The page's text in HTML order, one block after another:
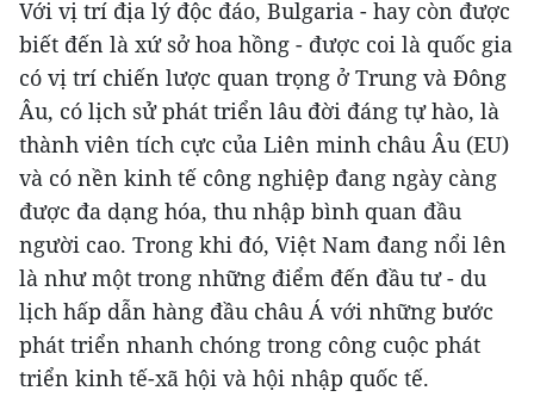
Với vị trí địa lý độc đáo, Bulgaria - hay còn được
biết đến là xứ sở hoa hồng - được coi là quốc gia
có vị trí chiến lược quan trọng ở Trung và Đông
Âu, có lịch sử phát triển lâu đời đáng tự hào, là
thành viên tích cực của Liên minh châu Âu (EU)
và có nền kinh tế công nghiệp đang ngày càng
được đa dạng hóa, thu nhập bình quan đầu
người cao. Trong khi đó, Việt Nam đang nổi lên
là như một trong những điểm đến đầu tư - du
lịch hấp dẫn hàng đầu châu Á với những bước
phát triển nhanh chóng trong công cuộc phát
triển kinh tế-xã hội và hội nhập quốc tế.